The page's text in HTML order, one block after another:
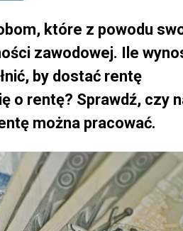
które z powodu
zawodowej. Ile
by dostać rentę
o rentę? Sprawdź, czy
można pracować.